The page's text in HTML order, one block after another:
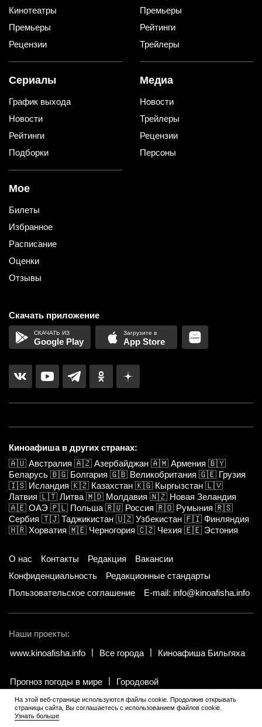
Кинотеатры
Премьеры
Рецензии
Премьеры
Рейтинги
Трейлеры
Сериалы
График выхода
Новости
Рейтинги
Подборки
Медиа
Новости
Трейлеры
Рецензии
Персоны
Мое
Билеты
Избранное
Расписание
Оценки
Отзывы
Скачать приложение
Google Play App Store
Киноафиша в других странах:
🇦🇺 Австралия 🇦🇿 Азербайджан 🇦🇲 Армения 🇧🇾
Беларусь 🇧🇬 Болгария 🇬🇧 Великобритания 🇬🇪 Грузия
🇮🇸 Исландия 🇰🇿 Казахстан 🇰🇬 Кыргызстан 🇱🇻
Латвия 🇱🇹 Литва 🇲🇩 Молдавия 🇳🇿 Новая Зеландия
🇦🇪 ОАЭ 🇵🇱 Польша 🇷🇺 Россия 🇷🇴 Румыния 🇷🇸
Сербия 🇹🇯 Таджикистан 🇺🇿 Узбекистан 🇫🇮 Финляндия
🇭🇷 Хорватия 🇲🇪 Черногория 🇨🇿 Чехия 🇪🇪 Эстония
О нас Контакты Редакция
Вакансии
Конфиденциальность
Редакционные стандарты
Пользовательское соглашение
E-mail: info@kinoafisha.info
Наши проекты:
www.kinoafisha.info
Все города Киноафиша Бильгяха
Прогноз погоды в мире Городовой
© 2002-2026 Все права и материалы принадлежат «Киноафиша».
Копирование информации только с письменного разрешения
На этой веб-странице используются файлы cookie. Продолжив открывать
страницы сайта, Вы соглашаетесь с использованием файлов cookie.
Узнать больше